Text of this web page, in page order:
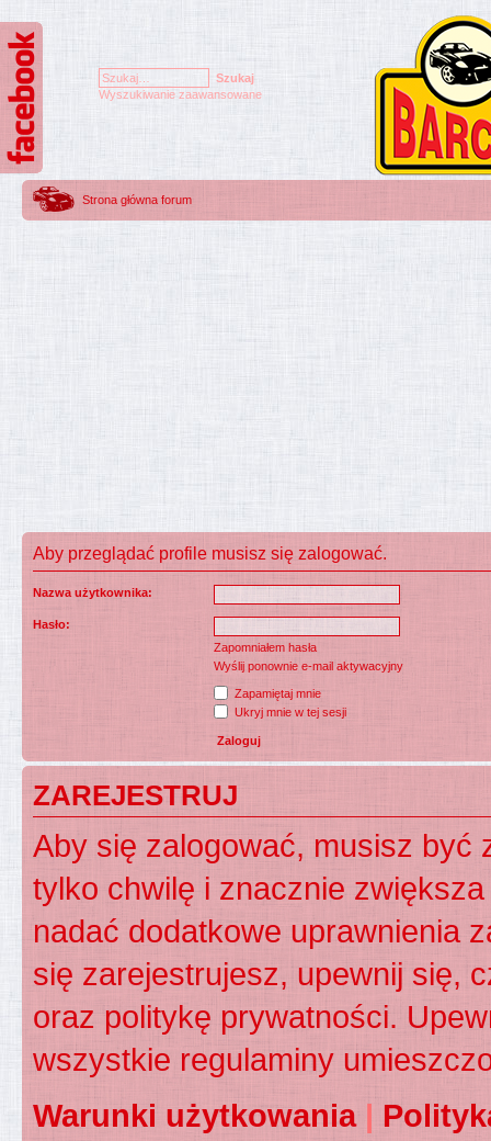
Wyszukiwanie zaawansowane
Strona główna forum
Aby przeglądać profile musisz się zalogować.
Nazwa użytkownika:
Hasło:
Zapomniałem hasła
Wyślij ponownie e-mail aktywacyjny
Zapamiętaj mnie
Ukryj mnie w tej sesji
ZAREJESTRUJ
Aby się zalogować, musisz być
tylko chwilę i znacznie
nadać dodatkowe uprawnienia
się zarejestrujesz, upewnij się,
oraz politykę prywatności.
wszystkie regulaminy
Warunki użytkowania|